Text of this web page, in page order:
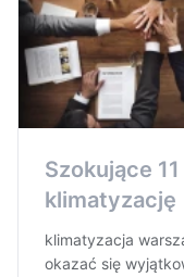
Szokujące
klimatyzację
klimatyzacja
okazać się